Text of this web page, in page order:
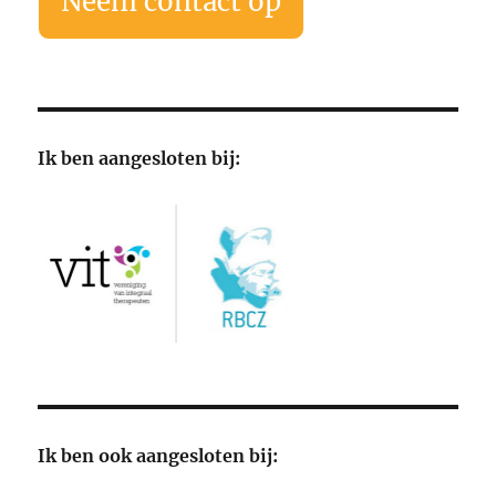
Ik ben aangesloten bij:
Ik ben ook aangesloten bij: